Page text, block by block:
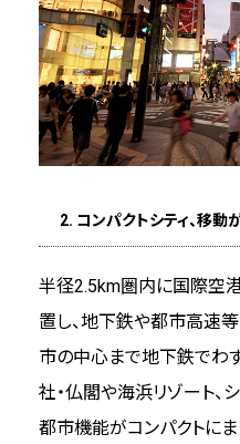
プランニング
体験型プログラム
エクスカーション（観光
プランナー向けガイド
メディアライ
2. コンパクトシティ、移動
半径2.5km圏内に国際空
置し、地下鉄や都市高速
市の中心まで地下鉄でわ
社・仏閣や海浜リゾート、
都市機能がコンパクトにま